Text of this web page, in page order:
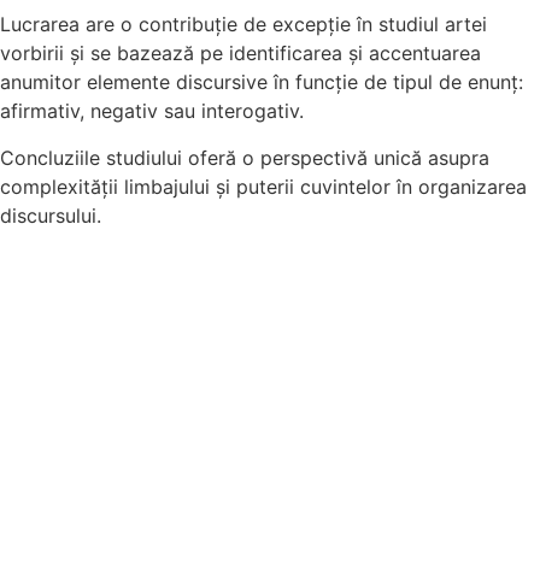
Lucrarea are o contribuție de excepție în studiul artei
vorbirii și se bazează pe identificarea și accentuarea
anumitor elemente discursive în funcție de tipul de enunț:
afirmativ, negativ sau interogativ.
Concluziile studiului oferă o perspectivă unică asupra
complexității limbajului și puterii cuvintelor în organizarea
discursului.